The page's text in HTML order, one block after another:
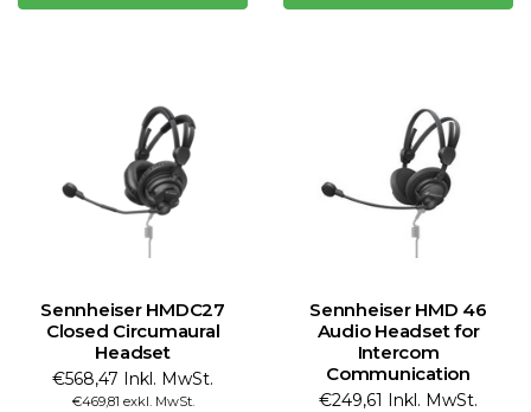
Sennheiser HMDC27
Closed Circumaural
Headset
€568,47 Inkl. MwSt.
€469,81 exkl. MwSt.
Sennheiser HMD 46
Audio Headset for
Intercom
Communication
€249,61 Inkl. MwSt.